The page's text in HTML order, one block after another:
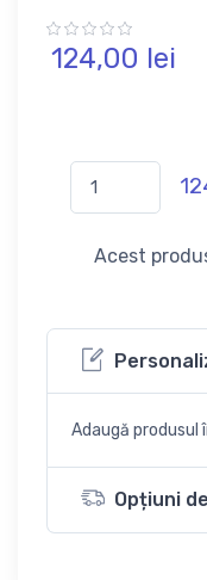
124,00 lei
Acest
Adaugă produsul
Opțiuni